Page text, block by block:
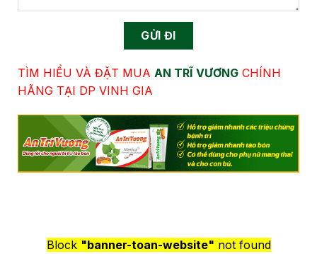
TÌM HIỂU VÀ ĐẶT MUAAN TRĨ VƯƠNG CHÍNH
HÃNG TẠI DP VINH GIA
Block "banner-toan-website" not found